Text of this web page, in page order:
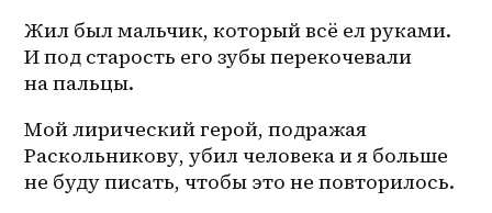
Жил был мальчик, который всё ел руками.
И под старость его зубы перекочевали
на пальцы.
Мой лирический герой, подражая
Раскольникову, убил человека и я больше
не буду писать, чтобы это не повторилось.